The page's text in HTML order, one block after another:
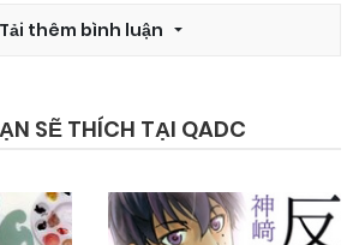
Tải thêm bình luận
SẼ THÍCH TẠI QADC